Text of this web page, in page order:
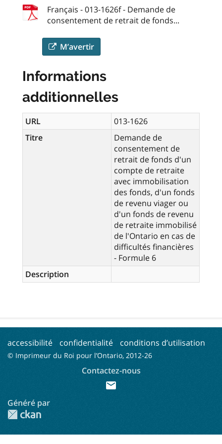
Français - 013-1626f - Demande de
consentement de retrait de fonds...
M’avertir
Informations
additionnelles
URL
013-1626
Titre
Demande de
consentement de
retrait de fonds d'un
compte de retraite
avec immobilisation
des fonds, d'un fonds
de revenu viager ou
d'un fonds de revenu
de retraite immobilisé
de l'Ontario en cas de
difficultés financières
- Formule 6
Description
accessibilité confidentialité conditions d’utilisation
© Imprimeur du Roi pour l’Ontario, 2012-26
Contactez-nous
mail
Généré par